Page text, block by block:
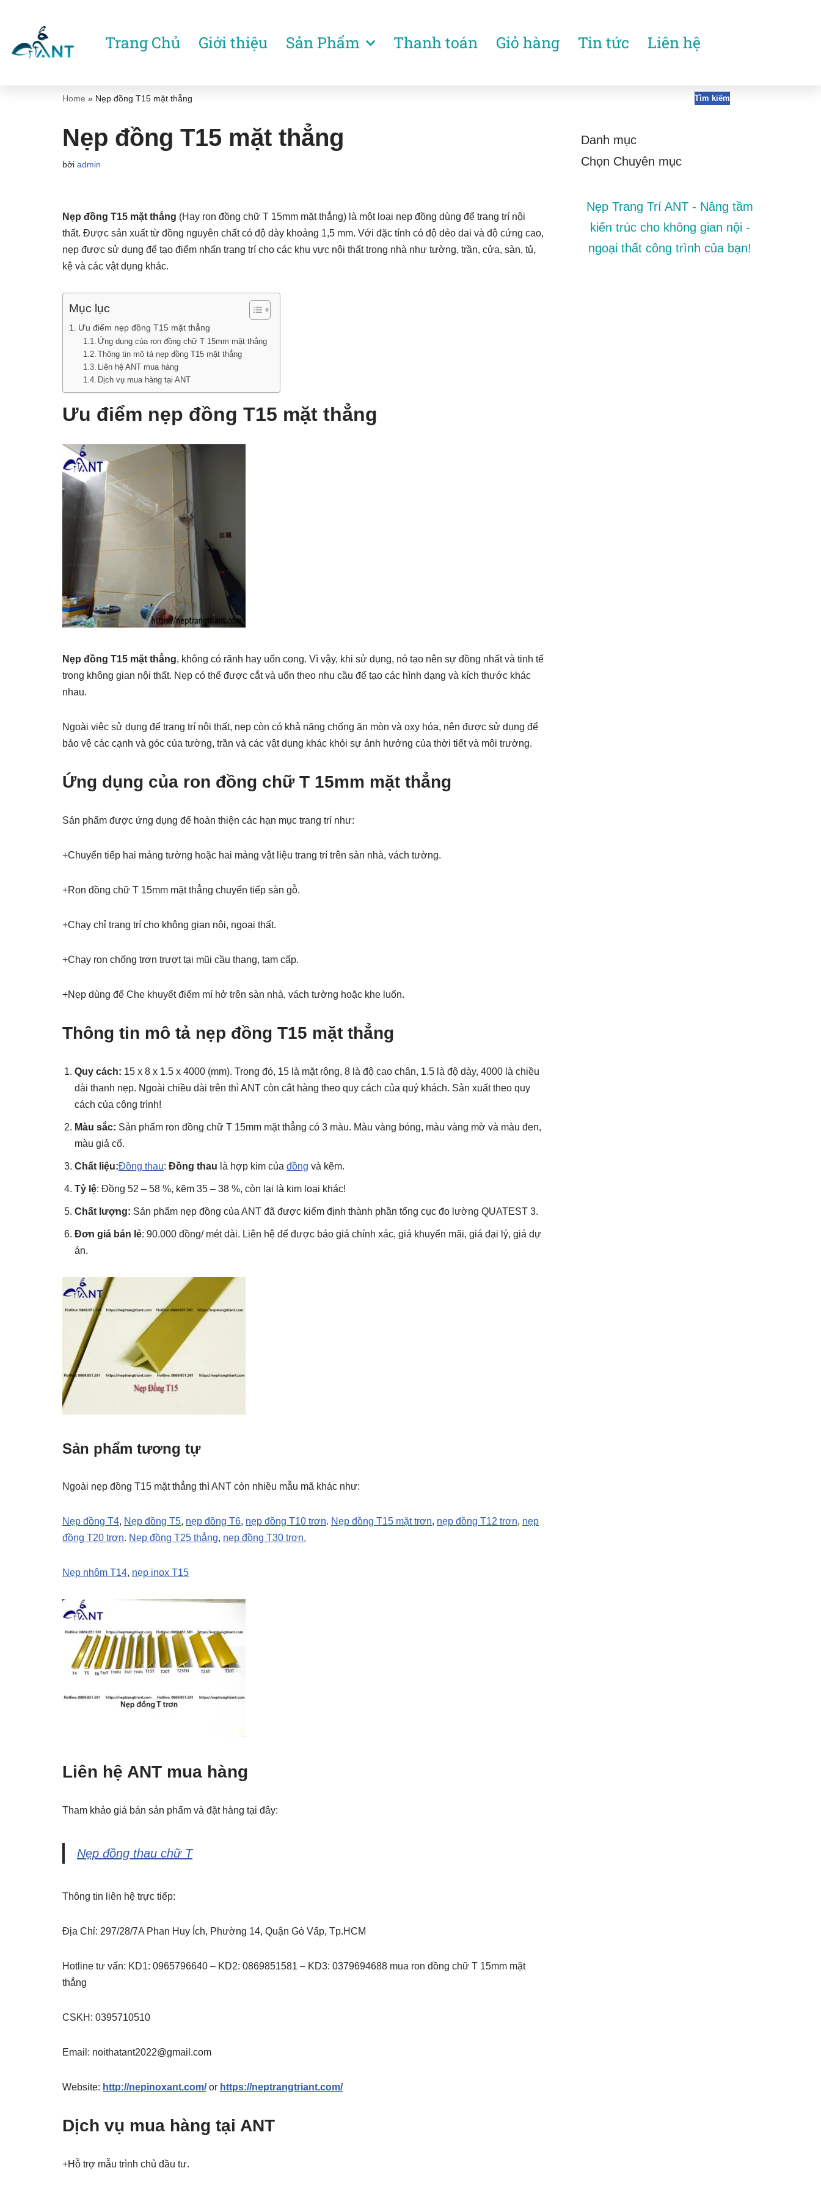
Chuyển
tới
Trang Chủ Giới thiệu Sản Phẩm Thanh toán Giỏ hàng Tin tức Liên hệ
Home » Nẹp đồng T15 mặt thẳng
Nẹp đồng T15 mặt thẳng
bởi admin
Nẹp đồng T15 mặt thẳng (Hay ron đồng chữ T 15mm mặt thẳng) là một loại nẹp đồng dùng để trang trí nội
thất. Được sản xuất từ đồng nguyên chất có độ dày khoảng 1,5 mm. Với đặc tính có độ dẻo dai và độ cứng cao,
nẹp được sử dụng để tạo điểm nhấn trang trí cho các khu vực nội thất trong nhà như tường, trần, cửa, sàn, tủ,
kệ và các vật dụng khác.
Mục lục
Ưu điểm nẹp đồng T15 mặt thẳng
Ứng dụng của ron đồng chữ T 15mm mặt thẳng
Thông tin mô tả nẹp đồng T15 mặt thẳng
Liên hệ ANT mua hàng
Dịch vụ mua hàng tại ANT
Ưu điểm nẹp đồng T15 mặt thẳng
Nẹp đồng T15 mặt thẳng, không có rãnh hay uốn cong. Vì vậy, khi sử dụng, nó tạo nên sự đồng nhất và tinh tế
trong không gian nội thất. Nẹp có thể được cắt và uốn theo nhu cầu để tạo các hình dạng và kích thước khác
nhau.
Ngoài việc sử dụng để trang trí nội thất, nẹp còn có khả năng chống ăn mòn và oxy hóa, nên được sử dụng để
bảo vệ các cạnh và góc của tường, trần và các vật dụng khác khỏi sự ảnh hưởng của thời tiết và môi trường.
Ứng dụng của ron đồng chữ T 15mm mặt thẳng
Sản phẩm được ứng dụng để hoàn thiện các hạn mục trang trí như:
+Chuyển tiếp hai mảng tường hoặc hai mảng vật liệu trang trí trên sàn nhà, vách tường.
+Ron đồng chữ T 15mm mặt thẳng chuyển tiếp sàn gỗ.
+Chạy chỉ trang trí cho không gian nội, ngoại thất.
+Chạy ron chống trơn trượt tại mũi cầu thang, tam cấp.
+Nẹp dùng để Che khuyết điểm mí hở trên sàn nhà, vách tường hoặc khe luốn.
Thông tin mô tả nẹp đồng T15 mặt thẳng
Quy cách: 15 x 8 x 1.5 x 4000 (mm). Trong đó, 15 là mặt rộng, 8 là độ cao chân, 1.5 là độ dày, 4000 là chiều
dài thanh nẹp. Ngoài chiều dài trên thì ANT còn cắt hàng theo quy cách của quý khách. Sản xuất theo quy
cách của công trình!
Màu sắc: Sản phẩm ron đồng chữ T 15mm mặt thẳng có 3 màu. Màu vàng bóng, màu vàng mờ và màu đen,
màu giả cổ.
Chất liệu:Đồng thau: Đồng thau là hợp kim của đồng và kẽm.
Tỷ lệ: Đồng 52 – 58 %, kẽm 35 – 38 %, còn lại là kim loại khác!
Chất lượng: Sản phẩm nẹp đồng của ANT đã được kiểm định thành phần tổng cục đo lường QUATEST 3.
Đơn giá bán lẻ: 90.000 đồng/ mét dài. Liên hệ để được báo giá chính xác, giá khuyến mãi, giá đại lý, giá dự
án.
Sản phẩm tương tự
Ngoài nẹp đồng T15 mặt thẳng thì ANT còn nhiều mẫu mã khác như:
Nẹp đồng T4, Nẹp đồng T5, nẹp đồng T6, nẹp đồng T10 trơn. Nẹp đồng T15 mặt trơn, nẹp đồng T12 trơn, nẹp
đồng T20 trơn. Nẹp đồng T25 thẳng, nẹp đồng T30 trơn.
Nẹp nhôm T14, nẹp inox T15
Liên hệ ANT mua hàng
Tham khảo giá bán sản phẩm và đặt hàng tại đây:
Nẹp đồng thau chữ T
Thông tin liên hệ trực tiếp:
Địa Chỉ: 297/28/7A Phan Huy Ích, Phường 14, Quận Gò Vấp, Tp.HCM
Hotline tư vấn: KD1: 0965796640 – KD2: 0869851581 – KD3: 0379694688 mua ron đồng chữ T 15mm mặt
thẳng
CSKH: 0395710510
Email: noithatant2022@gmail.com
Website: http://nepinoxant.com/or https://neptrangtriant.com/
Dịch vụ mua hàng tại ANT
+Hỗ trợ mẫu trình chủ đầu tư.
Tìm kiếm
Danh mục
Nẹp Trang Trí ANT - Nâng tầm
kiến trúc cho không gian nội -
ngoại thất công trình của bạn!